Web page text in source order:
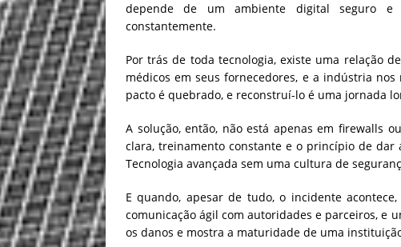
depende de um ambiente digital seguro
constantemente.
Por trás de toda tecnologia, existe uma relação
médicos em seus fornecedores, e a indústria
pacto é quebrado, e reconstruí-lo é uma jornada
A solução, então, não está apenas em firewalls
clara, treinamento constante e o princípio de dar
Tecnologia avançada sem uma cultura de
E quando, apesar de tudo, o incidente
comunicação ágil com autoridades e parceiros, e
os danos e mostra a maturidade de uma